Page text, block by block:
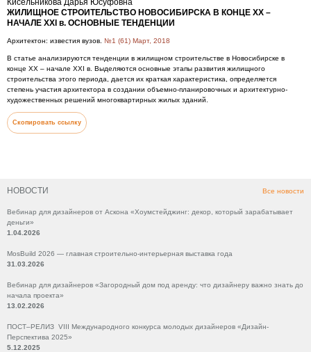
НОВОСТИ Все новости
Вебинар для дизайнеров от Аскона «Хоумстейджинг: декор, который зарабатывает
деньги»
1.04.2026
MosBuild 2026 — главная строительно-интерьерная выставка года
31.03.2026
Вебинар для дизайнеров «Загородный дом под аренду: что дизайнеру важно знать до
начала проекта»
13.02.2026
ПОСТ–РЕЛИЗ VIII Международного конкурса молодых дизайнеров «Дизайн-
Перспектива 2025»
5.12.2025
Кисельникова Дарья Юсуфовна
ЖИЛИЩНОЕ СТРОИТЕЛЬСТВО НОВОСИБИРСКА В КОНЦЕ ХХ –
НАЧАЛЕ XXI в. ОСНОВНЫЕ ТЕНДЕНЦИИ
Архитектон: известия вузов. №1 (61) Март, 2018
В статье анализируются тенденции в жилищном строительстве в Новосибирске в
конце XX – начале XXI в. Выделяются основные этапы развития жилищного
строительства этого периода, дается их краткая характеристика, определяется
степень участия архитектора в создании объемно-планировочных и архитектурно-
художественных решений многоквартирных жилых зданий.
Скопировать ссылку